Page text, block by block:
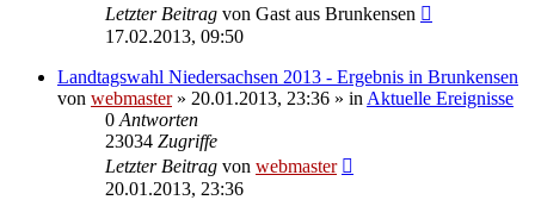
Letzter Beitrag von Gast aus Brunkensen
17.02.2013, 09:50
Landtagswahl Niedersachsen 2013 - Ergebnis in Brunkensen
von webmaster» 20.01.2013, 23:36 » in Aktuelle Ereignisse
0 Antworten
23034 Zugriffe
Letzter Beitrag von webmaster
20.01.2013, 23:36